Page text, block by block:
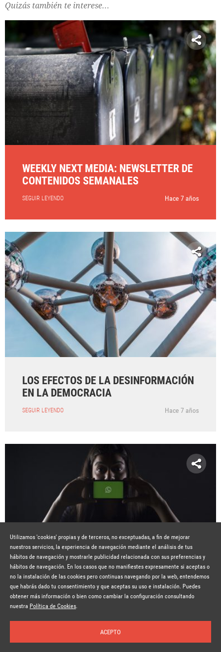
Inicio Temas Autores Nosotros Buscar Suscríbete
Quizás también te interese...
WEEKLY NEXT MEDIA: NEWSLETTER DE
CONTENIDOS SEMANALES
SEGUIR LEYENDO Hace 7 años
LOS EFECTOS DE LA DESINFORMACIÓN
EN LA DEMOCRACIA
SEGUIR LEYENDO Hace 7 años
WHATSAPP EN CAMPAÑA ELECTORAL
SEGUIR LEYENDO
Suscríbete a la newsletter
Utilizamos 'cookies' propias y de terceros, no exceptuadas, a fin de mejorar
nuestros servicios, la experiencia de navegación mediante el análisis de tus
hábitos de navegación y mostrarle publicidad relacionada con sus preferencias y
hábitos de navegación. En los casos que no manifiestes expresamente si aceptas o
no la instalación de las cookies pero continuas navegando por la web, entendemos
que habrás dado tu consentimiento y que aceptas su uso e instalación. Puedes
obtener más información o bien como cambiar la configuración consultando
nuestra Política de Cookies.
ACEPTO